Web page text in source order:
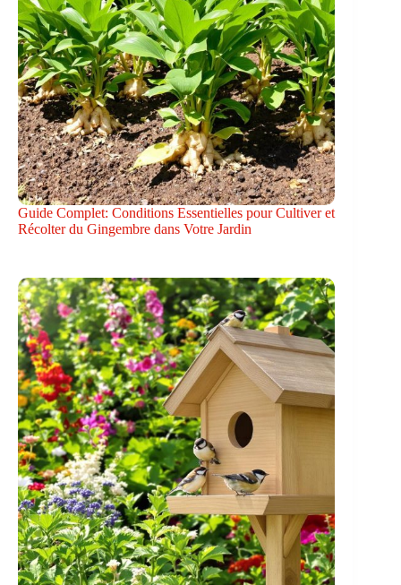
Guide Complet: Conditions Essentielles pour Cultiver et
Récolter du Gingembre dans Votre Jardin